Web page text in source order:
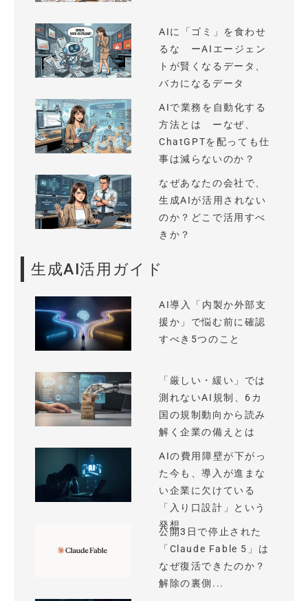
AIに「ゴミ」を食わせ
るな ーAIエージェン
トが賢くなるデータ、
バカになるデータ
AIで業務を自動化する
方法とは ーなぜ、
ChatGPTを配っても仕
事は減らないのか？
なぜあなたの会社で、
生成AIが活用されない
のか？どこで活用すべ
きか？
生成AI活用ガイド
AI導入「内製か外部支
援か」で悩む前に確認
すべき5つのこと
「厳しい・緩い」では
測れないAI規制、6カ
国の規制動向から読み
解く企業の備えとは
AIの費用障壁が下がっ
た今も、導入が進まな
い企業に欠けている
「入り口設計」という
発想
公開3日で停止された
「Claude Fable 5」は
なぜ復活できたのか？
解除の裏側...